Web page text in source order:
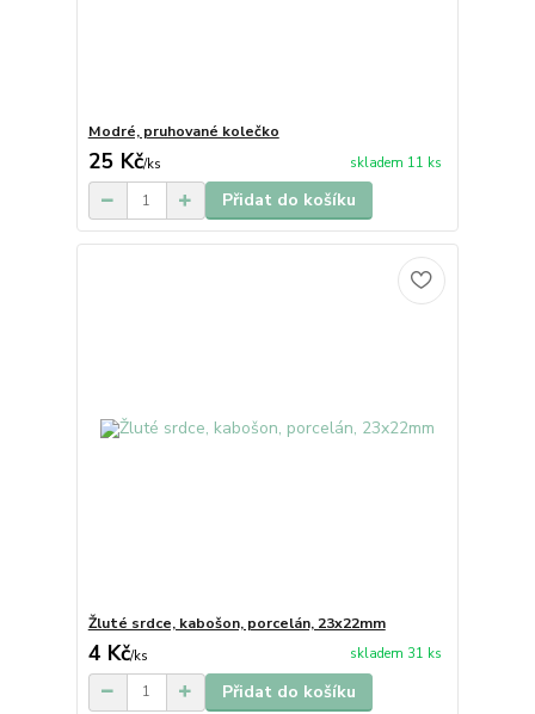
Modré, pruhované kolečko
25 Kč/ks skladem 11 ks
Přidat do košíku
Žluté srdce, kabošon, porcelán, 23x22mm
4 Kč/ks skladem 31 ks
Přidat do košíku